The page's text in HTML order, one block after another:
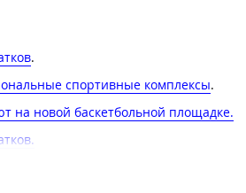
.
спортивные комплексы.
на новой баскетбольной площадке​.
спортивные комплексы.